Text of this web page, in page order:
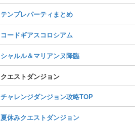
テンプレパーティまとめ
コードギアスコロシアム
シャルル＆マリアンヌ降臨
クエストダンジョン
チャレンジダンジョン攻略TOP
夏休みクエストダンジョン